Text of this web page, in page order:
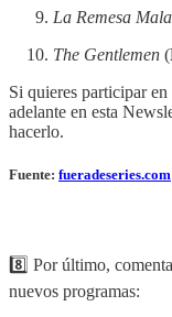
La Remesa Mala
The Gentlemen (
Si quieres participar
adelante en esta
hacerlo.
Fuente: fueradeseries.com
8️⃣ Por último,
nuevos programas: